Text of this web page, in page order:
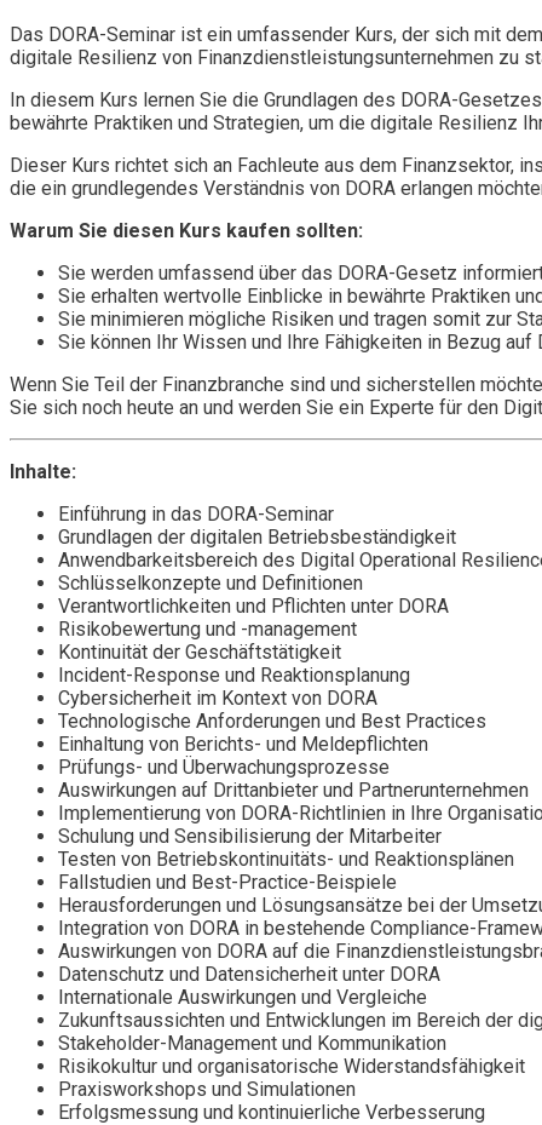
Das DORA-Seminar ist ein umfassender Kurs, der sich mit
digitale Resilienz von Finanzdienstleistungsunternehmen zu
In diesem Kurs lernen Sie die Grundlagen des DORA-
bewährte Praktiken und Strategien, um die digitale Resilienz
Dieser Kurs richtet sich an Fachleute aus dem Finanzsektor,
die ein grundlegendes Verständnis von DORA erlangen
Warum Sie diesen Kurs kaufen sollten:
Sie werden umfassend über das DORA-Gesetz
Sie erhalten wertvolle Einblicke in bewährte Praktiken
Sie minimieren mögliche Risiken und tragen somit zur
Sie können Ihr Wissen und Ihre Fähigkeiten in Bezug
Wenn Sie Teil der Finanzbranche sind und sicherstellen
Sie sich noch heute an und werden Sie ein Experte für den
Inhalte:
Einführung in das DORA-Seminar
Grundlagen der digitalen Betriebsbeständigkeit
Anwendbarkeitsbereich des Digital Operational
Schlüsselkonzepte und Definitionen
Verantwortlichkeiten und Pflichten unter DORA
Risikobewertung und -management
Kontinuität der Geschäftstätigkeit
Incident-Response und Reaktionsplanung
Cybersicherheit im Kontext von DORA
Technologische Anforderungen und Best Practices
Einhaltung von Berichts- und Meldepflichten
Prüfungs- und Überwachungsprozesse
Auswirkungen auf Drittanbieter und Partnerunternehmen
Implementierung von DORA-Richtlinien in Ihre
Schulung und Sensibilisierung der Mitarbeiter
Testen von Betriebskontinuitäts- und Reaktionsplänen
Fallstudien und Best-Practice-Beispiele
Herausforderungen und Lösungsansätze bei der
Integration von DORA in bestehende Compliance-
Auswirkungen von DORA auf die
Datenschutz und Datensicherheit unter DORA
Internationale Auswirkungen und Vergleiche
Zukunftsaussichten und Entwicklungen im Bereich der
Stakeholder-Management und Kommunikation
Risikokultur und organisatorische Widerstandsfähigkeit
Praxisworkshops und Simulationen
Erfolgsmessung und kontinuierliche Verbesserung